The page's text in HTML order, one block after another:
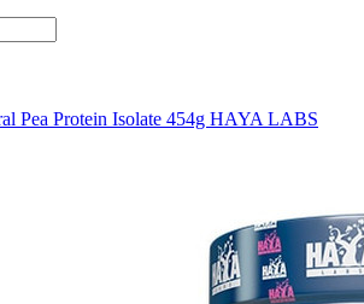
Pea Protein Isolate 454g HAYA LABS